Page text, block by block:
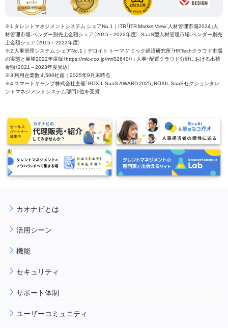
※1 タレントマネジメントシステム シェアNo.1｜ITR「ITR Market View：人材管理市場2024」人
材管理市場：ベンダー別売上金額シェア（2015～2022年度）、SaaS型人材管理市場：ベンダー別売
上金額シェア（2015～2022年度）
※2 人事管理システム シェアNo.1｜デロイト トーマツ ミック経済研究所「HRTechクラウド市場
の実態と展望2022年度版（https://mic-r.co.jp/mr/02640/）」 人事・配置クラウド分野における出荷
金額（2021～2023年度見込）
※3 利用企業数 4,500社超｜2025年9月末時点
※4 スマートキャンプ株式会社主催「BOXIL SaaS AWARD 2025」BOXIL SaaSセクションタレ
ントマネジメントシステム部門1位を受賞
カオナビとは
活用シーン
機能
セキュリティ
サポート体制
ユーザーコミュニティ